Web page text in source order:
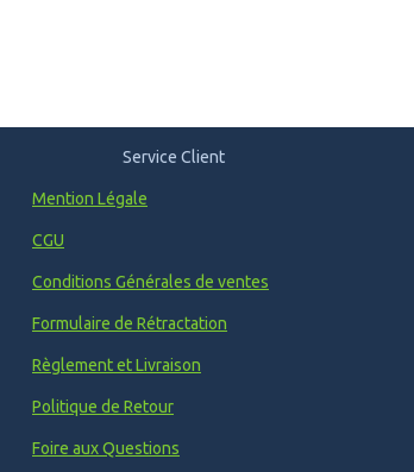
Service Client
Mention Légale
CGU
Conditions Générales de ventes
Formulaire de Rétractation
Règlement et Livraison
Politique de Retour
Foire aux Questions